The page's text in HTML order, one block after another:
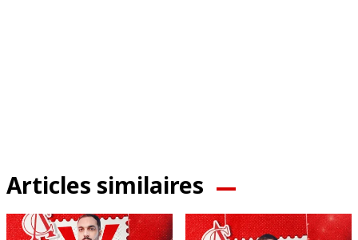
Articles similaires